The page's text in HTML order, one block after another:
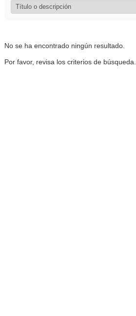
No se ha encontrado ningún resultado.
Por favor, revisa los criterios de búsqueda.